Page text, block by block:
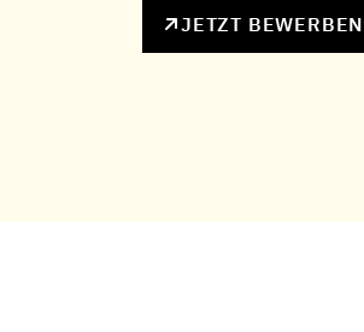
JETZT BEWERBEN